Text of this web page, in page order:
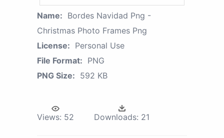
Name: Bordes Navidad Png -
Christmas Photo Frames Png
License: Personal Use
File Format: PNG
PNG Size: 592 KB
Views: 52 Downloads: 21